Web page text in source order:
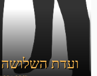
ועדת